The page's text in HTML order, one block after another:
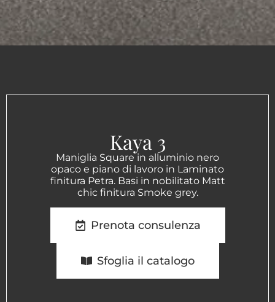
Kaya 3
Maniglia Square in alluminio nero
opaco e piano di lavoro in Laminato
finitura Petra. Basi in nobilitato Matt
chic finitura Smoke grey.
Prenota consulenza
Sfoglia il catalogo